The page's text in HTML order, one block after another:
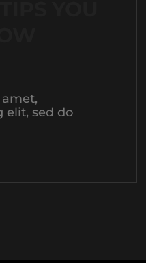
elit, sed do